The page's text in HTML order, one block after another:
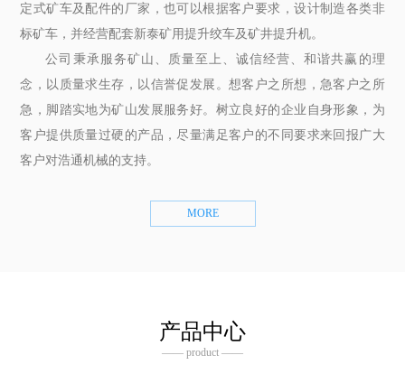
定式矿车及配件的厂家，也可以根据客户要求，设计制造各类非
标矿车，并经营配套新泰矿用提升绞车及矿井提升机。
公司秉承服务矿山、质量至上、诚信经营、和谐共赢的理
念，以质量求生存，以信誉促发展。想客户之所想，急客户之所
急，脚踏实地为矿山发展服务好。树立良好的企业自身形象，为
客户提供质量过硬的产品，尽量满足客户的不同要求来回报广大
客户对浩通机械的支持。
MORE
产品中心
—— product ——